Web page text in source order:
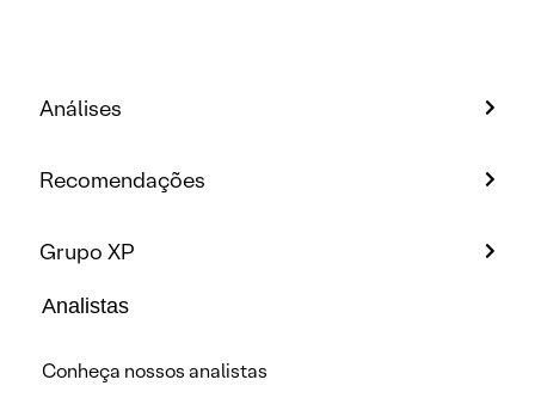
Análises
Recomendações
Grupo XP
Analistas
Conheça nossos analistas